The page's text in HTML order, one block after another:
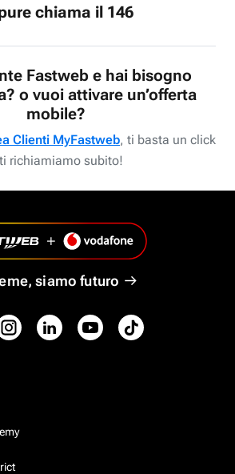
chiama il 146
Fastweb e hai bisogno
o vuoi attivare un’offerta
mobile?
Clienti MyFastweb, ti basta un click
richiamiamo subito!
siamo futuro